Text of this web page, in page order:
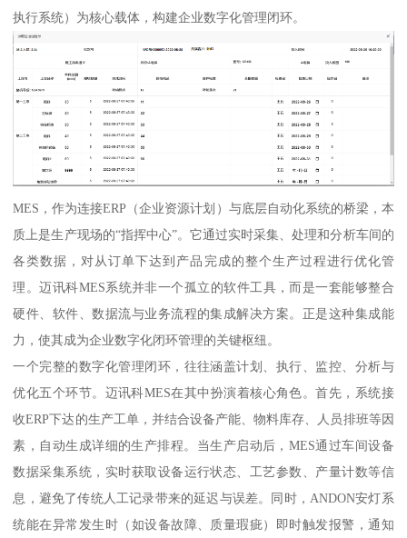
执行系统）为核心载体，构建企业数字化管理闭环。
MES，作为连接ERP（企业资源计划）与底层自动化系统的桥梁，本
质上是生产现场的“指挥中心”。它通过实时采集、处理和分析车间的
各类数据，对从订单下达到产品完成的整个生产过程进行优化管
理。迈讯科MES系统并非一个孤立的软件工具，而是一套能够整合
硬件、软件、数据流与业务流程的集成解决方案。正是这种集成能
力，使其成为企业数字化闭环管理的关键枢纽。
一个完整的数字化管理闭环，往往涵盖计划、执行、监控、分析与
优化五个环节。迈讯科MES在其中扮演着核心角色。首先，系统接
收ERP下达的生产工单，并结合设备产能、物料库存、人员排班等因
素，自动生成详细的生产排程。当生产启动后，MES通过车间设备
数据采集系统，实时获取设备运行状态、工艺参数、产量计数等信
息，避免了传统人工记录带来的延迟与误差。同时，ANDON安灯系
统能在异常发生时（如设备故障、质量瑕疵）即时触发报警，通知